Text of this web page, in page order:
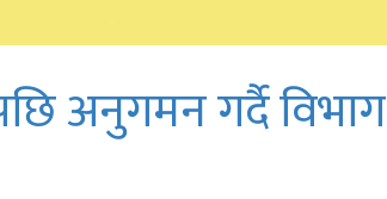
अनुगमन गर्दै विभाग